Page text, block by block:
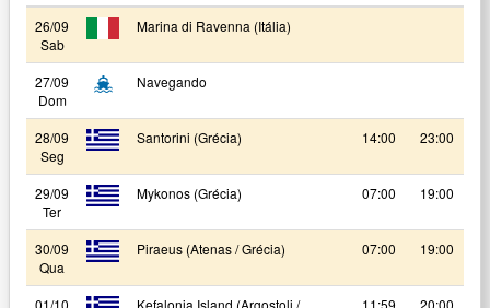
26/09
Sab
Marina di Ravenna (Itália)
27/09
Dom
Navegando
28/09
Seg
Santorini (Grécia) 14:00 23:00
29/09
Ter
Mykonos (Grécia) 07:00 19:00
30/09
Qua
Piraeus (Atenas / Grécia) 07:00 19:00
01/10
Kefalonia Island (Argostoli /
11:59 20:00